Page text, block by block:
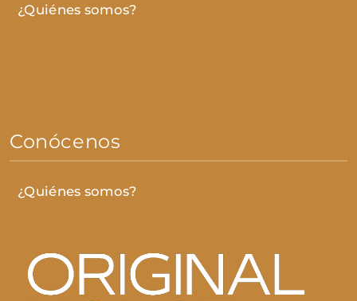
¿Quiénes somos?
Conócenos
¿Quiénes somos?